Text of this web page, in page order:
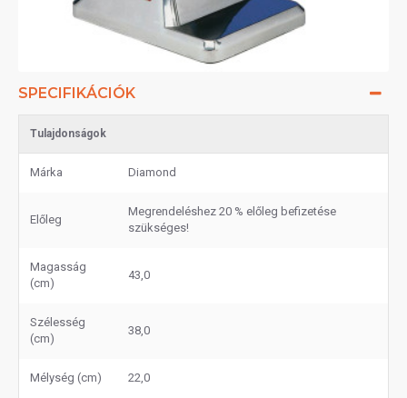
SPECIFIKÁCIÓK
Tulajdonságok
Márka Diamond
Előleg
Megrendeléshez 20 % előleg befizetése
szükséges!
Magasság
(cm)
43,0
Szélesség
(cm)
38,0
Mélység (cm) 22,0